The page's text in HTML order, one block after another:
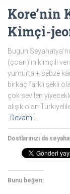
Kore’nin
Kimçi-
Bugün
(çoan)’ın kimçili
yumurta + sebze
birkaç farklı şekli
çok sevilen
alışık olan
Devamı…
Dostlarınızı da
Bunu beğen: